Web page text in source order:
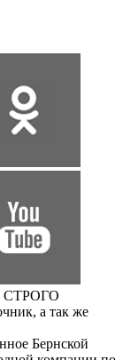
СТРОГО
а так же
Бернской